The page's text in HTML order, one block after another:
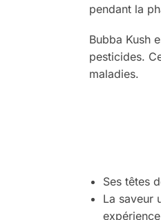
pendant la
Bubba Kush
pesticides.
maladies.
Ses têtes
La saveur